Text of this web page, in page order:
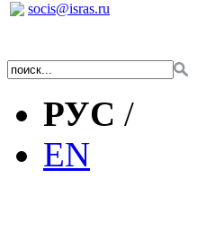
socis@isras.ru
РУС /
EN